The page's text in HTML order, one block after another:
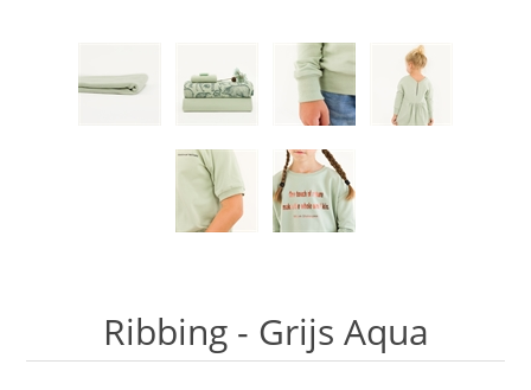
Ribbing - Grijs Aqua